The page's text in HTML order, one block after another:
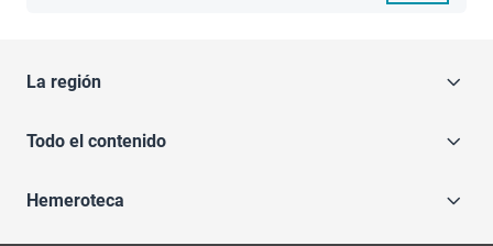
La región
Todo el contenido
Hemeroteca